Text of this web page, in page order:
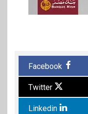
Facebook
Twitter
Linkedin